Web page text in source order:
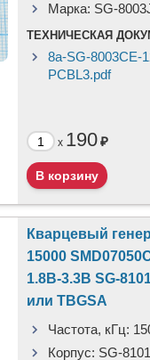
Марка: SG-
ТЕХНИЧЕСКАЯ
8a-SG-8003CE-
PCBL3.pdf
x 190₽
Кварцевый
15000
1.8В-3.3В SG-
или TBGSA
Частота, кГц:
Корпус: SG-